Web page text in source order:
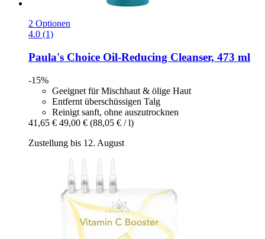
2 Optionen
4.0 (1)
Paula's Choice Oil-​Reducing Cleanser, 473 ml
-15%
Geeignet für Mischhaut & ölige Haut
Entfernt überschüssigen Talg
Reinigt sanft, ohne auszutrocknen
41,65 € 49,00 € (88,05 € / l)
Zustellung bis 12. August